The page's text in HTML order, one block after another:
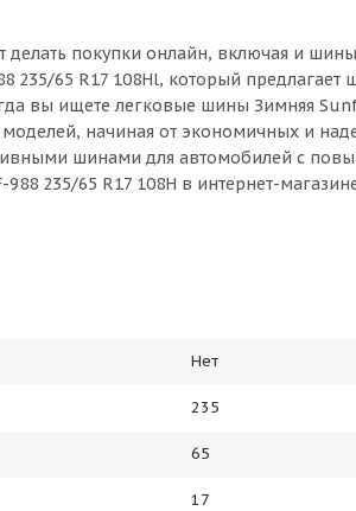
покупки онлайн, включая и
235/65 R17 108Hl, который
вы ищете легковые шины Зимняя
начиная от экономичных и
шинами для автомобилей с
235/65 R17 108H в интернет-
Нет
235
65
17